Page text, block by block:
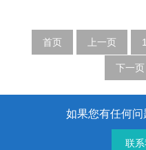
首页 上一页
下一页
如果您有任何问
联